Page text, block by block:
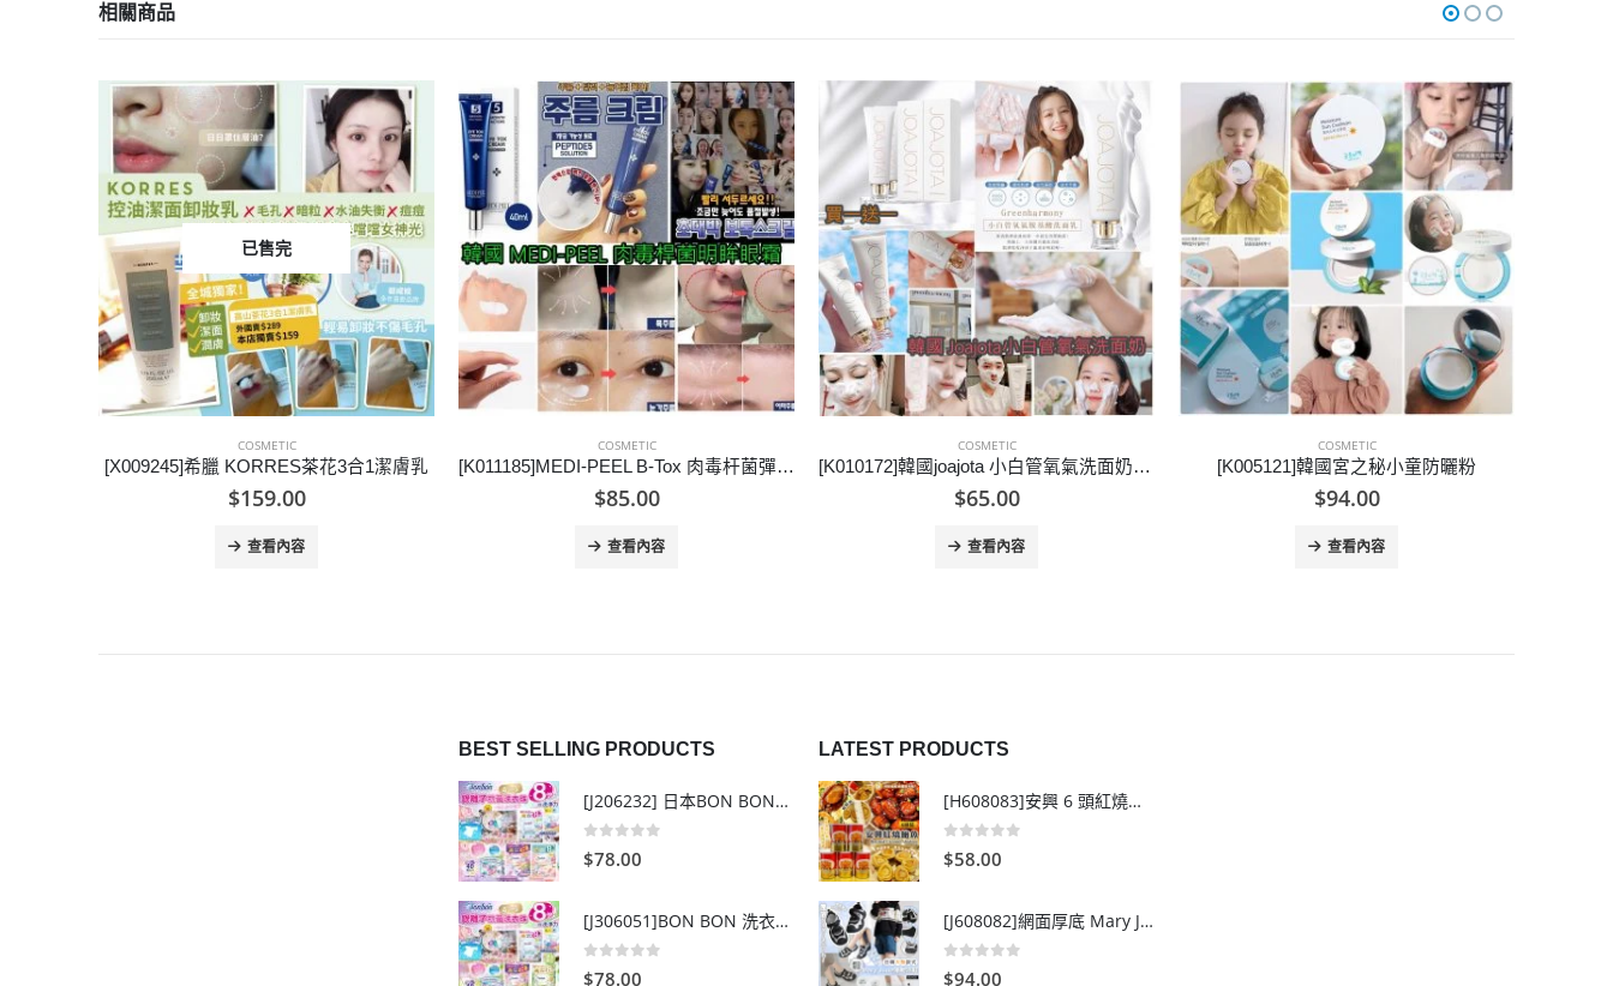
相關商品
COSMETIC
[K011185]MEDI-PEEL B-Tox 肉毒杆菌彈力奇蹟眼霜
$85.00
查看內容
COSMETIC
[K010172]韓國joajota 小白管氧氣洗面奶-2支
$65.00
查看內容
COSMETIC
[K005121]韓國宮之秘小童防曬粉
$94.00
查看內容
已售完
COSMETIC
$79.00
查看內容
BEST SELLING PRODUCTS
[J206232] 日本BON BON銀離子抗菌啫喱洗衣珠 (80粒)
0
$78.00
[J306051]BON BON 洗衣珠-牧場+爽+玫瑰葡萄-80粒
0
$78.00
LATEST PRODUCTS
[H608083]安興 6 頭紅燒鮑魚
0
$58.00
[J608082]網面厚底 Mary June運動涼鞋
0
$94.00